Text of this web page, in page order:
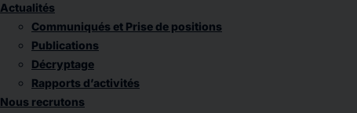
Actualités
Communiqués et Prise de positions
Publications
Décryptage
Rapports d’activités
Nous recrutons